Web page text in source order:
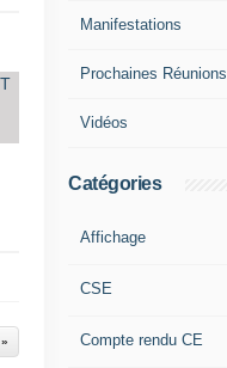
Manifestations
Prochaines Réunions
Vidéos
Catégories
Affichage
CSE
Compte rendu CE